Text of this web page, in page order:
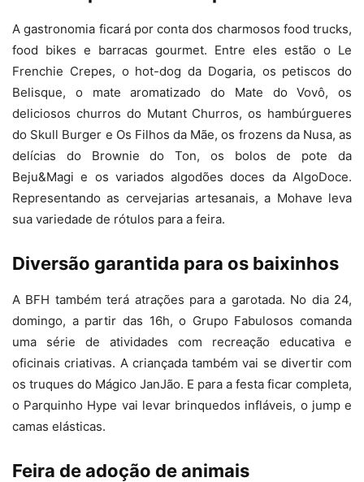
A gastronomia ficará por conta dos charmosos food trucks,
food bikes e barracas gourmet. Entre eles estão o Le
Frenchie Crepes, o hot-dog da Dogaria, os petiscos do
Belisque, o mate aromatizado do Mate do Vovô, os
deliciosos churros do Mutant Churros, os hambúrgueres
do Skull Burger e Os Filhos da Mãe, os frozens da Nusa, as
delícias do Brownie do Ton, os bolos de pote da
Beju&Magi e os variados algodões doces da AlgoDoce.
Representando as cervejarias artesanais, a Mohave leva
sua variedade de rótulos para a feira.
Diversão garantida para os baixinhos
A BFH também terá atrações para a garotada. No dia 24,
domingo, a partir das 16h, o Grupo Fabulosos comanda
uma série de atividades com recreação educativa e
oficinais criativas. A criançada também vai se divertir com
os truques do Mágico JanJão. E para a festa ficar completa,
o Parquinho Hype vai levar brinquedos infláveis, o jump e
camas elásticas.
Feira de adoção de animais